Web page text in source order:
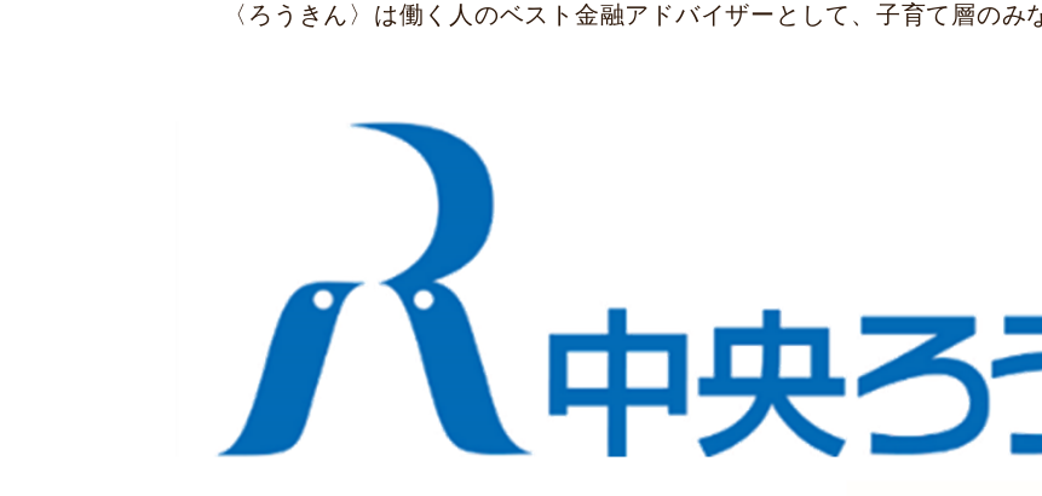
〈ろうきん〉は働く人のベスト金融アドバイザーとして、子育て層のみ